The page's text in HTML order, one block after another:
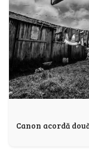
Canon acordă